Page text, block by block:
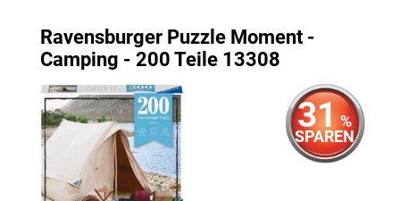
Ravensburger Puzzle Moment -
Camping - 200 Teile 13308
31 %
SPAREN